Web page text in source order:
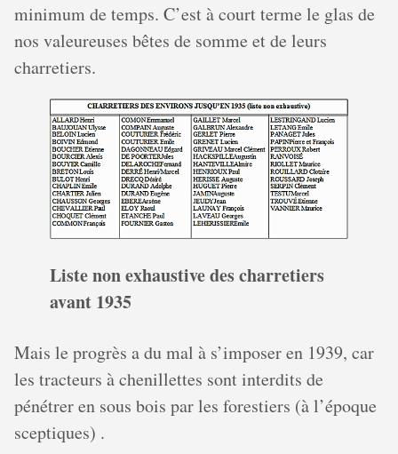
minimum de temps. C’est à court terme le glas de
nos valeureuses bêtes de somme et de leurs
charretiers.
Liste non exhaustive des charretiers
avant 1935
Mais le progrès a du mal à s’imposer en 1939, car
les tracteurs à chenillettes sont interdits de
pénétrer en sous bois par les forestiers (à l’époque
sceptiques) .